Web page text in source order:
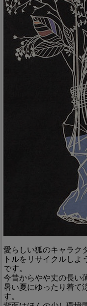
愛らしい狐のキャラク
トルをリサイクルし
です。
今昔からやや丈の長い
暑い夏にゆったり着て
す。